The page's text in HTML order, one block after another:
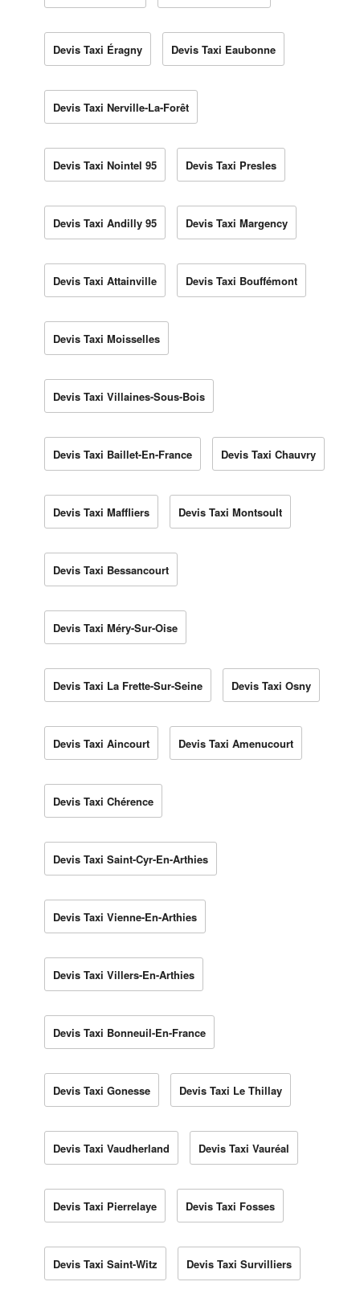
Devis Taxi Éragny Devis Taxi Eaubonne
Devis Taxi Nerville-La-Forêt
Devis Taxi Nointel 95 Devis Taxi Presles
Devis Taxi Andilly 95 Devis Taxi Margency
Devis Taxi Attainville Devis Taxi Bouffémont
Devis Taxi Moisselles
Devis Taxi Villaines-Sous-Bois
Devis Taxi Baillet-En-France Devis Taxi Chauvry
Devis Taxi Maffliers Devis Taxi Montsoult
Devis Taxi Bessancourt
Devis Taxi Méry-Sur-Oise
Devis Taxi La Frette-Sur-Seine Devis Taxi Osny
Devis Taxi Aincourt Devis Taxi Amenucourt
Devis Taxi Chérence
Devis Taxi Saint-Cyr-En-Arthies
Devis Taxi Vienne-En-Arthies
Devis Taxi Villers-En-Arthies
Devis Taxi Bonneuil-En-France
Devis Taxi Gonesse Devis Taxi Le Thillay
Devis Taxi Vaudherland Devis Taxi Vauréal
Devis Taxi Pierrelaye Devis Taxi Fosses
Devis Taxi Saint-Witz Devis Taxi Survilliers